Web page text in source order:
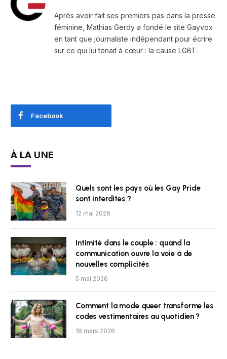
Après avoir fait ses premiers pas dans la presse
féminine, Mathias Gerdy a fondé le site Gayvox
en tant que journaliste indépendant pour écrire
sur ce qui lui tenait à cœur : la cause LGBT.
Facebook
À LA UNE
Quels sont les pays où les Gay Pride
sont interdites ?
12 mai 2026
Intimité dans le couple : quand la
communication ouvre la voie à de
nouvelles complicités
5 mai 2026
Comment la mode queer transforme les
codes vestimentaires au quotidien ?
18 mars 2026